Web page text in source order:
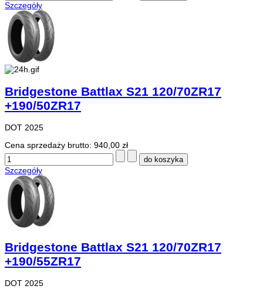
Szczegóły
Bridgestone Battlax S21 120/70ZR17
+190/50ZR17
DOT 2025
Cena sprzedaży brutto: 940,00 zł
Szczegóły
Bridgestone Battlax S21 120/70ZR17
+190/55ZR17
DOT 2025